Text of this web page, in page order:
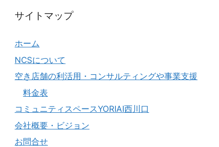
サイトマップ
ホーム
NCSについて
空き店舗の利活用・コンサルティングや事業支援
料金表
コミュニティスペースYORIAI西川口
会社概要・ビジョン
お問合せ